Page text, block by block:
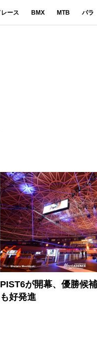
ース BMX MTB パラ
PIST6が開幕、優勝候
も好発進